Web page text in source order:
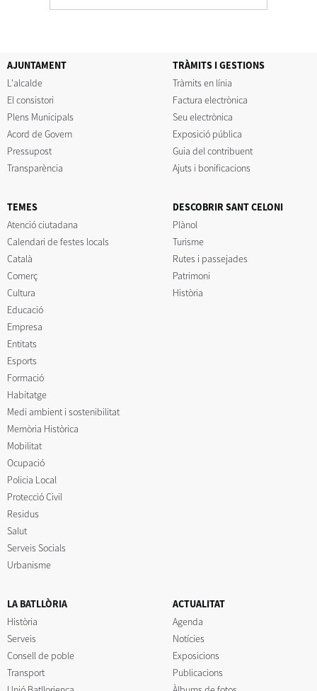
AJUNTAMENT
L'alcalde
El consistori
Plens Municipals
Acord de Govern
Pressupost
Transparència
TRÀMITS I GESTIONS
Tràmits en línia
Factura electrònica
Seu electrònica
Exposició pública
Guia del contribuent
Ajuts i bonificacions
TEMES
Atenció ciutadana
Calendari de festes locals
Català
Comerç
Cultura
Educació
Empresa
Entitats
Esports
Formació
Habitatge
Medi ambient i sostenibilitat
Memòria Històrica
Mobilitat
Ocupació
Policia Local
Protecció Civil
Residus
Salut
Serveis Socials
Urbanisme
DESCOBRIR SANT CELONI
Plànol
Turisme
Rutes i passejades
Patrimoni
Història
LA BATLLÒRIA
Història
Serveis
Consell de poble
Transport
ACTUALITAT
Agenda
Notícies
Exposicions
Publicacions